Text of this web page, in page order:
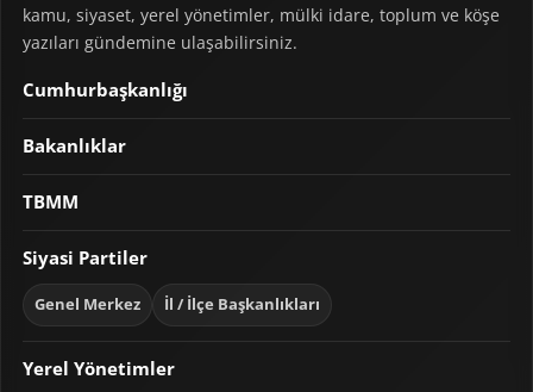
kamu, siyaset, yerel yönetimler, mülki idare, toplum ve köşe
yazıları gündemine ulaşabilirsiniz.
Cumhurbaşkanlığı
Bakanlıklar
TBMM
Siyasi Partiler
Genel Merkez İl / İlçe Başkanlıkları
Yerel Yönetimler